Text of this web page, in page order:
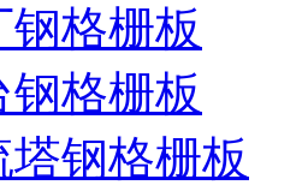
格栅板
格栅板
塔钢格栅板